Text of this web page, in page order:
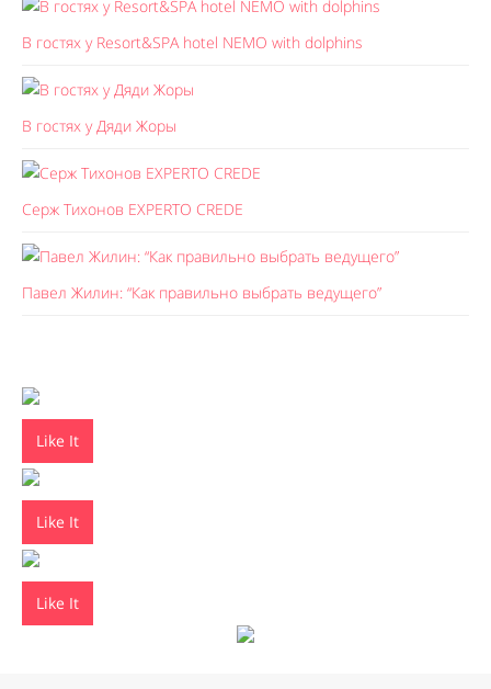
В гостях у Resort&SPA hotel NEMO with dolphins
В гостях у Дяди Жоры
Серж Тихонов EXPERTO CREDE
Павел Жилин: “Как правильно выбрать ведущего”
Like It
Like It
Like It